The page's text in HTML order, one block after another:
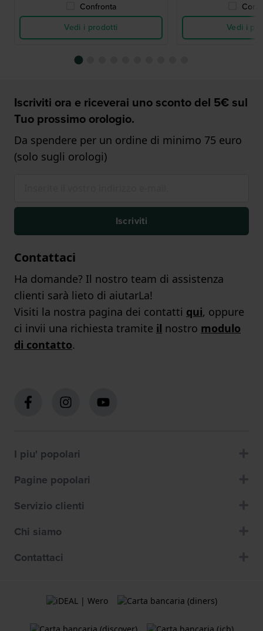
Confronta
Vedi i prodotti
Vedi i
Iscriviti ora e riceverai uno sconto del 5€ sul
Tuo prossimo orologio.
Da spendere per un ordine di minimo 75 euro
(solo sugli orologi)
Iscriviti
Contattaci
Ha domande? Il nostro team di assistenza
clienti sarà lieto di aiutarLa!
Visiti la nostra pagina dei contatti qui, oppure
ci invii una richiesta tramite il nostro modulo
di contatto.
I piu' popolari
Pagine popolari
Servizio clienti
Chi siamo
Contattaci